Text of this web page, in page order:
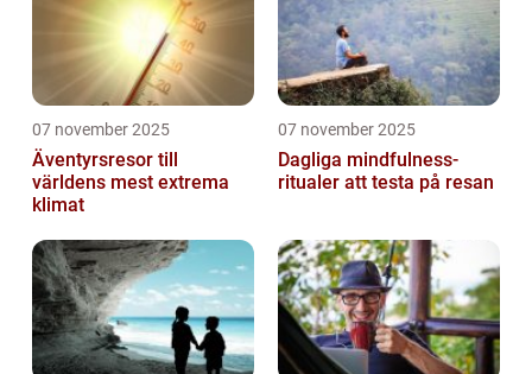
07 november 2025
Äventyrsresor till
världens mest extrema
klimat
07 november 2025
Dagliga mindfulness-
ritualer att testa på resan